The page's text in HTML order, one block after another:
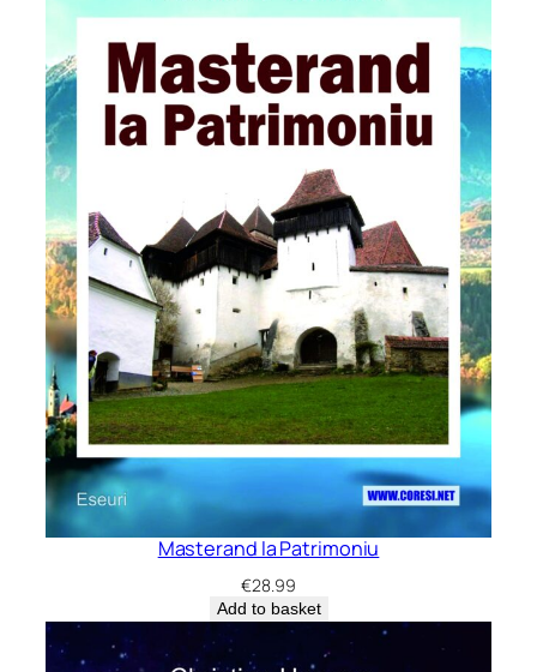
Masterand la Patrimoniu
€28.99
Add to basket